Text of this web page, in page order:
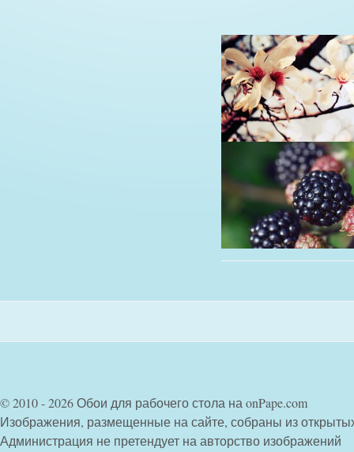
© 2010 - 2026 Обои для рабочего стола на onPape.com
Изображения, размещенные на сайте, собраны из
Администрация не претендует на авторство изображений